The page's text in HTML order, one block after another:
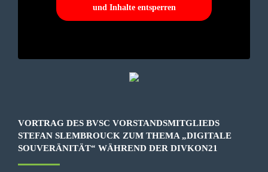
und Inhalte entsperren
VORTRAG DES BVSC VORSTANDSMITGLIEDS
STEFAN SLEMBROUCK ZUM THEMA „DIGITALE
SOUVERÄNITÄT“ WÄHREND DER DIVKON21